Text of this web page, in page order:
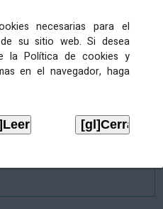
necesarias para el
su sitio web. Si desea
la Política de cookies y
en el navegador, haga